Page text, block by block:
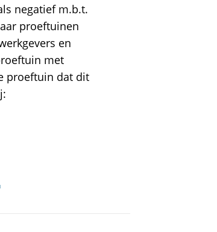
negatief m.b.t.
proeftuinen
en
met
proeftuin dat dit